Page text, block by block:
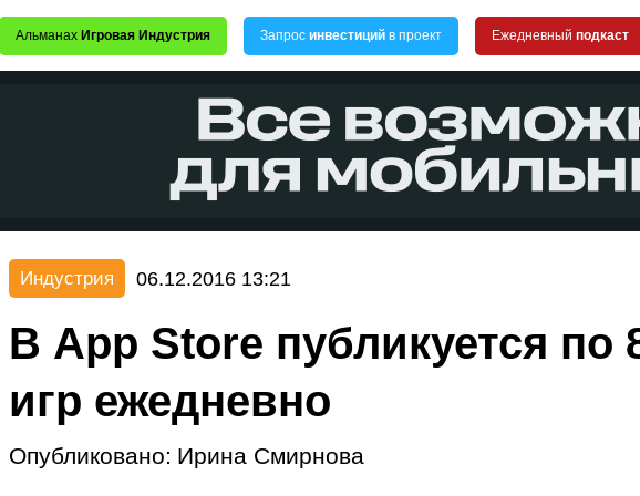
Альманах Игровая Индустрия Запрос инвестиций в проект Ежедневный подкаст
Индустрия 06.12.2016 13:21
В App Store публикуется по
игр ежедневно
Опубликовано: Ирина Смирнова